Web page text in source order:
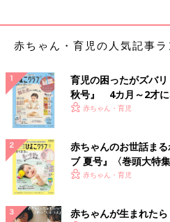
赤ちゃん・育児の人気記事
育児の困ったがズバ
秋号』 4カ月～2才に
いっぱい！
赤ちゃん・育児
赤ちゃんのお世話ま
ブ 夏号』〈巻頭大特
く！ おっぱい・ミル
赤ちゃん・育児
赤ちゃんが生まれたら